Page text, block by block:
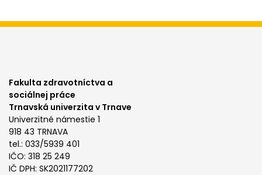
Fakulta zdravotníctva a
sociálnej práce
Trnavská univerzita v Trnave
Univerzitné námestie 1
918 43 TRNAVA
tel.: 033/5939 401
IČO: 318 25 249
IČ DPH: SK2021177202